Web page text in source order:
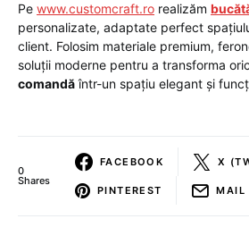
Pe www.customcraft.ro realizăm
personalizate, adaptate perfect
client. Folosim materiale premium,
soluții moderne pentru a transforma
comandăîntr-un spațiu elegant și
0
Shares
FACEBOOK X
PINTEREST MAIL